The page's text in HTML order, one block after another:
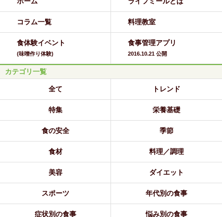
コラム一覧 料理教室
食体験イベント
(味噌作り体験)
食事管理アプリ
2016.10.21 公開
カテゴリ一覧
全て トレンド
特集 栄養基礎
食の安全 季節
食材 料理／調理
美容 ダイエット
スポーツ 年代別の食事
症状別の食事 悩み別の食事